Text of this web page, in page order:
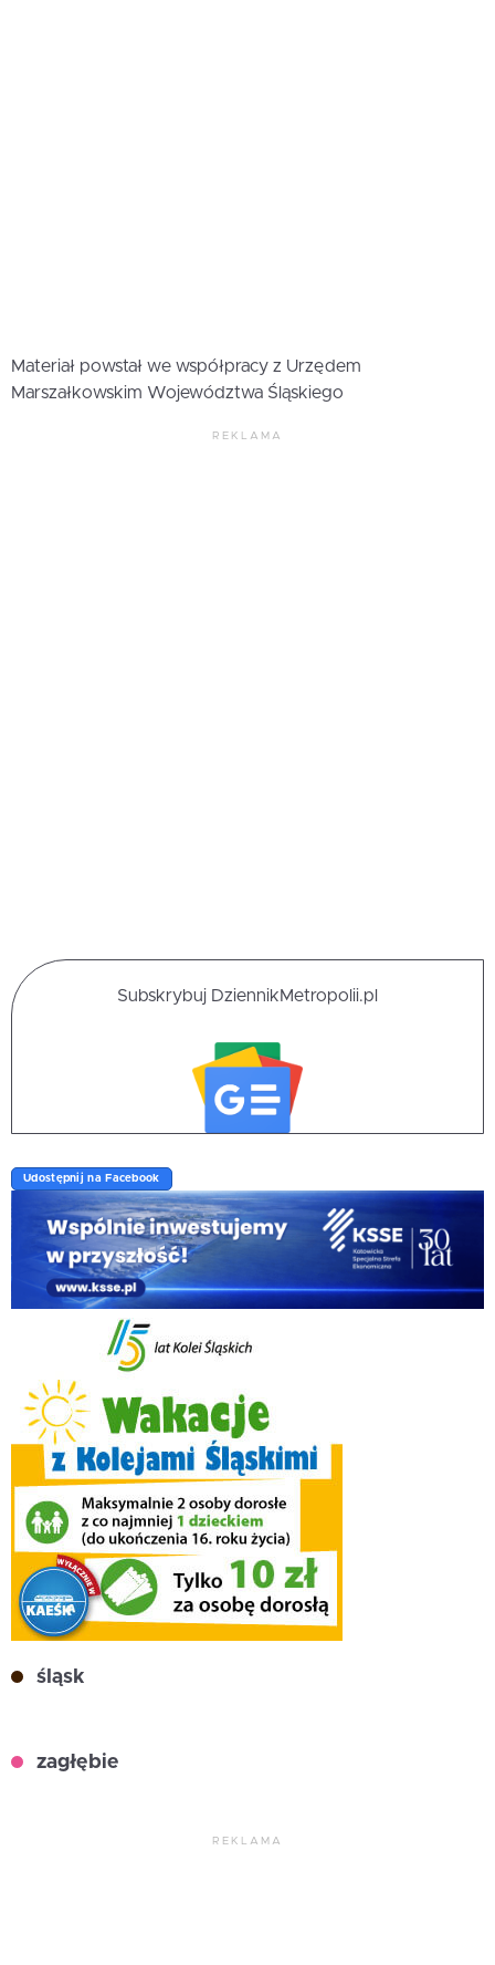
Materiał powstał we współpracy z Urzędem
Marszałkowskim Województwa Śląskiego
REKLAMA
Subskrybuj DziennikMetropolii.pl
Udostępnij na Facebook
śląsk
zagłębie
REKLAMA